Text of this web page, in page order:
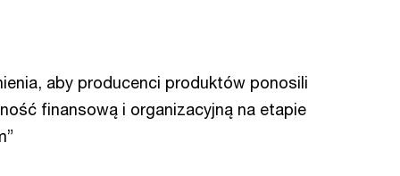
aby producenci produktów ponosili
finansową i organizacyjną na etapie